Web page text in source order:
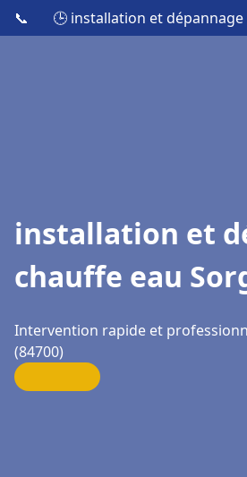
📞 🕒 installation et
installation et
chauffe eau
Intervention rapide et
(84700)